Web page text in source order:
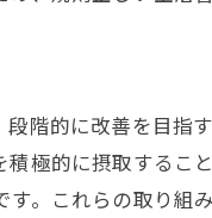
ックする
プ成功事例
ササイズ
階的に改善を目指
極的に摂取するこ
。これらの取り組